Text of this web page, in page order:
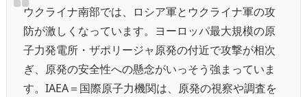
ウクライナ南部では、ロシア軍とウクライナ軍の攻
防が激しくなっています。ヨーロッパ最大規模の原
子力発電所・ザポリージャ原発の付近で攻撃が相次
ぎ、原発の安全性への懸念がいっそう強まっていま
す。IAEA＝国際原子力機関は、原発の視察や調査を